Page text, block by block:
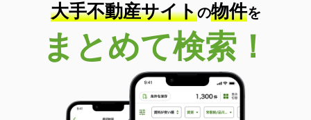
大手不動産サイトの物件を
まとめて検索！